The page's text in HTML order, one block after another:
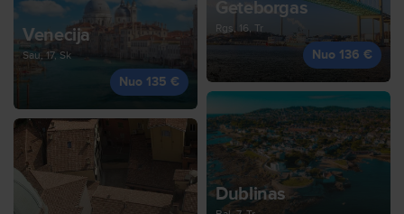
Venecija
Sau, 17, Sk
Nuo 135 €
Geteborgas
Rgs, 16, Tr
Nuo 136 €
Dublinas